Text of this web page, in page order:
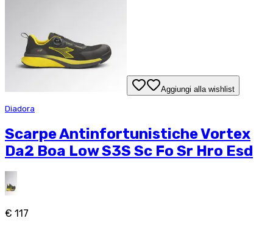
Aggiungi alla wishlist
Diadora
Scarpe Antinfortunistiche Vortex
Da2 Boa Low S3S Sc Fo Sr Hro Esd
€ 117